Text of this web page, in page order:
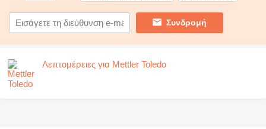
Συνδρομή
Λεπτομέρειες για Mettler Toledo